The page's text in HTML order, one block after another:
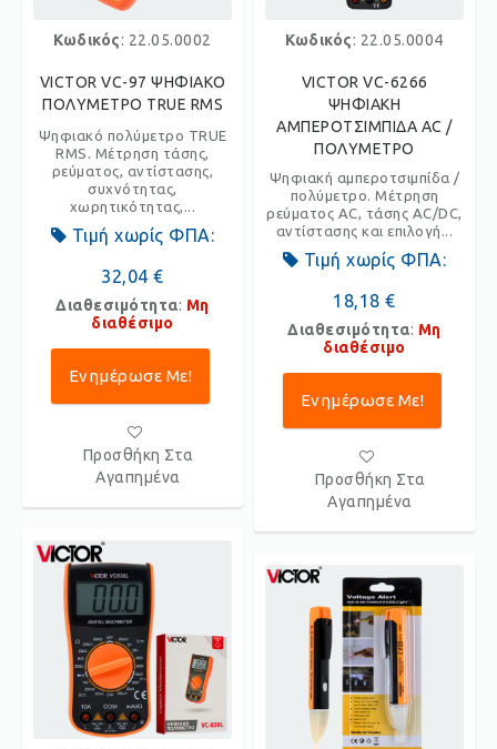
Κωδικός: 22.05.0002
VICTOR VC-97 ΨΗΦΙΑΚΟ
ΠΟΛΥΜΕΤΡΟ TRUE RMS
Ψηφιακό πολύμετρο TRUE
RMS. Μέτρηση τάσης,
ρεύματος, αντίστασης,
συχνότητας,
χωρητικότητας,...
Τιμή χωρίς ΦΠΑ:
32,04 €
Διαθεσιμότητα: Μη
διαθέσιμο
Ενημέρωσε Με!
Προσθήκη Στα
Αγαπημένα
Κωδικός: 22.05.0004
VICTOR VC-6266
ΨΗΦΙΑΚΗ
ΑΜΠΕΡΟΤΣΙΜΠΙΔΑ AC /
ΠΟΛΥΜΕΤΡΟ
Ψηφιακή αμπεροτσιμπίδα /
πολύμετρο. Μέτρηση
ρεύματος AC, τάσης AC/DC,
αντίστασης και επιλογή...
Τιμή χωρίς ΦΠΑ:
18,18 €
Διαθεσιμότητα: Μη
διαθέσιμο
Ενημέρωσε Με!
Προσθήκη Στα
Αγαπημένα